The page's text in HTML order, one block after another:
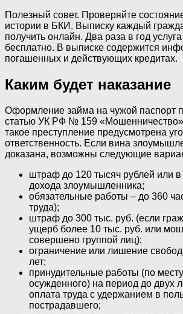
Полезный совет. Проверяйте
истории в БКИ. Выписку каждый
получить онлайн. Два раза в год
бесплатно. В выписке содержится
погашенных и действующих кредитах.
Каким будет наказание
Оформление займа на чужой паспорт
статью УК РФ № 159
такое преступление предусмотрена
ответственность. Если вина
доказана, возможны следующие
штраф до 120 тысяч рублей или в
дохода злоумышленника;
обязательные работы – до 360
труда);
штраф до 300 тыс. руб. (если
ущерб более 10 тыс. руб. или
совершено группой лиц);
ограничение или лишение
лет;
принудительные работы (по
осужденного) на период до двух
оплата труда с удержанием в
пострадавшего;